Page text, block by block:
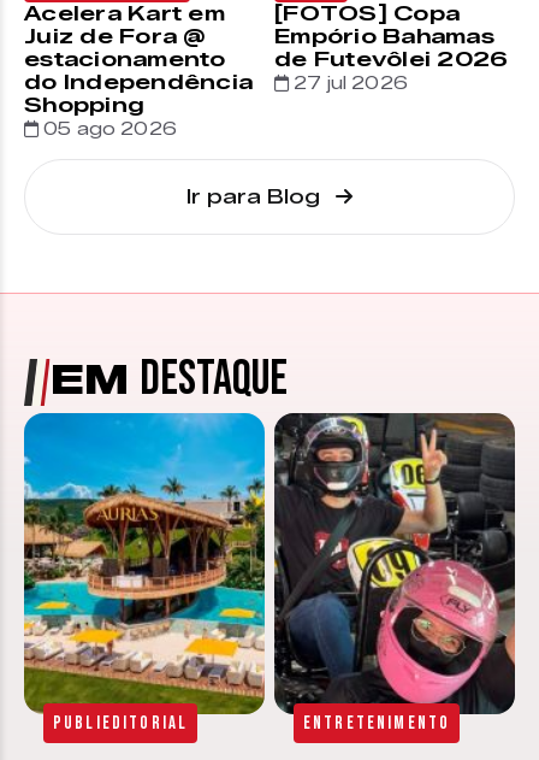
Acelera Kart em
Juiz de Fora @
estacionamento
do Independência
Shopping
05 ago 2026
[FOTOS] Copa
Empório Bahamas
de Futevôlei 2026
27 jul 2026
Ir para Blog
EM DESTAQUE
Publieditorial Entretenimento